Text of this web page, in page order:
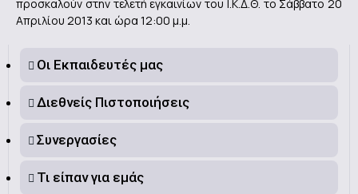
προσκαλούν στην τελετή εγκαινίων του Ι.Κ.Δ.Θ. το Σάββατο 20
Απριλίου 2013 και ώρα 12:00 μ.μ.
Οι Εκπαιδευτές μας
Διεθνείς Πιστοποιήσεις
Συνεργασίες
Τι είπαν για εμάς